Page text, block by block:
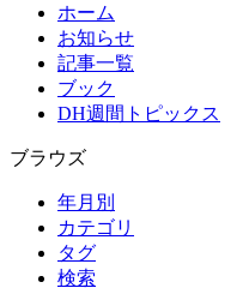
ホーム
お知らせ
記事一覧
ブック
DH週間トピックス
ブラウズ
年月別
カテゴリ
タグ
検索